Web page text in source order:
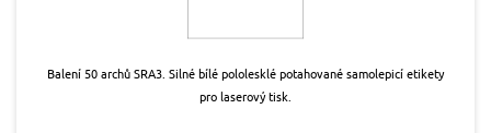
Balení 50 archů SRA3. Silné bílé pololesklé potahované samolepicí etikety
pro laserový tisk.